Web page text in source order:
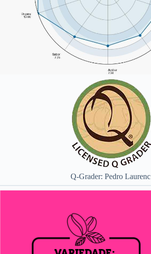
Q-Grader: Pedro Laurenc